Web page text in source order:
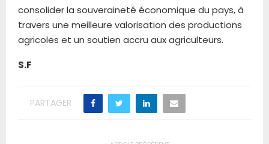
consolider la souveraineté économique du pays, à
travers une meilleure valorisation des productions
agricoles et un soutien accru aux agriculteurs.
S.F
PARTAGER